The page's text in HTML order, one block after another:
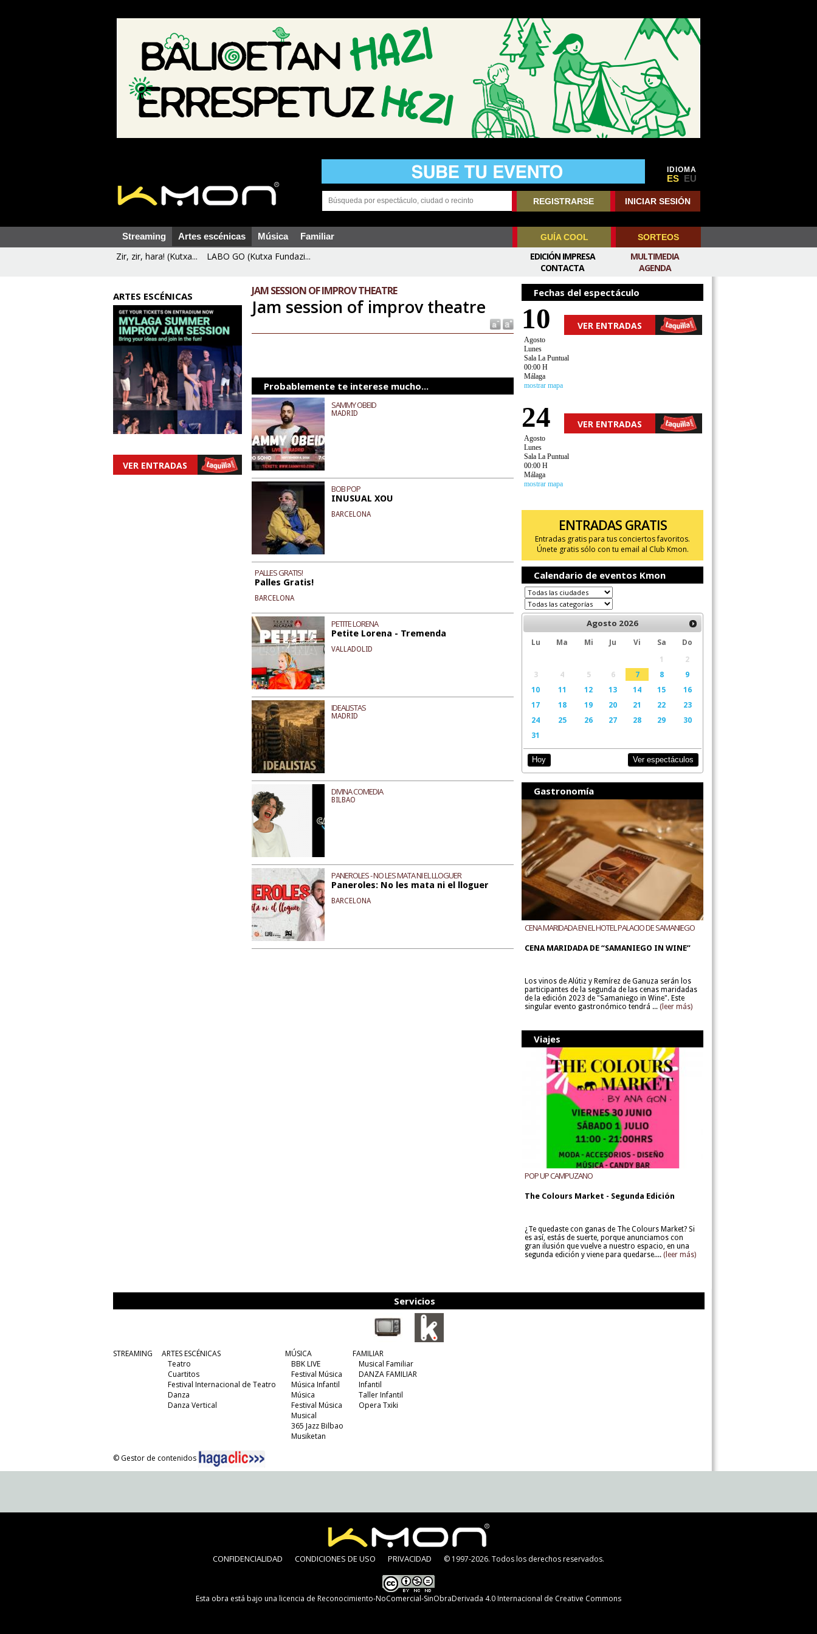
IDIOMA
ES EU
REGISTRARSE INICIAR SESIÓN
Streaming Artes escénicas Música Familiar GUÍA COOL SORTEOS
Zir, zir, hara! (Kutxa... LABO GO (Kutxa Fundazi...
MULTIMEDIA
AGENDA
EDICIÓN IMPRESA
CONTACTA
ARTES ESCÉNICAS
VER ENTRADAS
JAM SESSION OF IMPROV THEATRE
Jam session of improv theatre
Probablemente te interese mucho...
SAMMY OBEID
MADRID
BOB POP
INUSUAL XOU
BARCELONA
PALLES GRATIS!
Palles Gratis!
BARCELONA
PETITE LORENA
Petite Lorena - Tremenda
VALLADOLID
IDEALISTAS
MADRID
DIVINA COMEDIA
BILBAO
PANEROLES - NO LES MATA NI EL LLOGUER
Paneroles: No les mata ni el lloguer
BARCELONA
Fechas del espectáculo
10 VER ENTRADAS
Agosto
Lunes
Sala La Puntual
00:00 H
Málaga
mostrar mapa
24 VER ENTRADAS
Agosto
Lunes
Sala La Puntual
00:00 H
Málaga
mostrar mapa
ENTRADAS GRATIS
Entradas gratis para tus conciertos favoritos.
Únete gratis sólo con tu email al Club Kmon.
Calendario de eventos Kmon
Agosto 2026
Lu Ma Mi Ju Vi Sa
Do
1
2
3
4 5 6 7 8
9
10
11 12 13 14 15
16
17
18 19 20 21 22
23
24
25 26 27 28 29
30
31
Hoy Ver espectáculos
Gastronomía
CENA MARIDADA EN EL HOTEL PALACIO DE SAMANIEGO
CENA MARIDADA DE “SAMANIEGO IN WINE”
Los vinos de Alútiz y Remírez de Ganuza serán los
participantes de la segunda de las cenas maridadas
de la edición 2023 de "Samaniego in Wine". Este
singular evento gastronómico tendrá ... (leer más)
Viajes
POP UP CAMPUZANO
The Colours Market - Segunda Edición
¿Te quedaste con ganas de The Colours Market? Si
es así, estás de suerte, porque anunciamos con
gran ilusión que vuelve a nuestro espacio, en una
segunda edición y viene para quedarse.... (leer más)
Servicios
STREAMING
ARTES ESCÉNICAS
Teatro
Cuartitos
Festival Internacional de Teatro
Danza
Danza Vertical
MÚSICA
BBK LIVE
Festival Música
Música Infantil
Música
Festival Música
Musical
365 Jazz Bilbao
Musiketan
FAMILIAR
Musical Familiar
DANZA FAMILIAR
Infantil
Taller Infantil
Opera Txiki
© Gestor de contenidos
CONFIDENCIALIDAD CONDICIONES DE USO PRIVACIDAD © 1997-2026. Todos los derechos reservados.
Esta obra está bajo una licencia de Reconocimiento-NoComercial-SinObraDerivada 4.0 Internacional de Creative Commons